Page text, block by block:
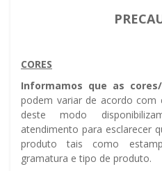
CORES
Informamos que as
podem variar de acordo com
deste modo
atendimento para esclarecer
produto tais como
gramatura e tipo de produto.